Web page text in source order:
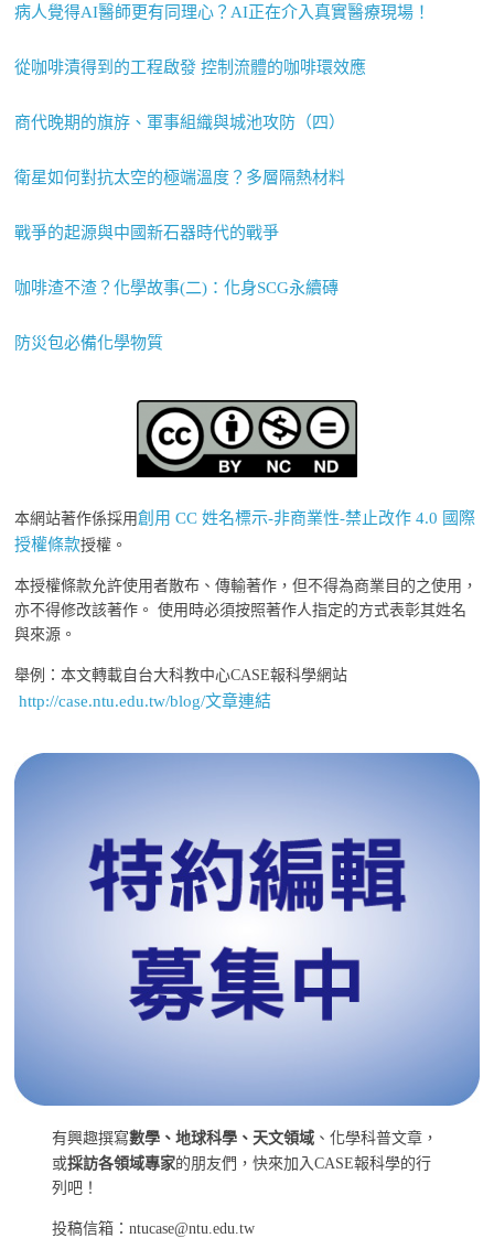
病人覺得AI醫師更有同理心？AI正在介入真實醫療現場！
從咖啡漬得到的工程啟發 控制流體的咖啡環效應
商代晚期的旗斿、軍事組織與城池攻防（四）
衛星如何對抗太空的極端溫度？多層隔熱材料
戰爭的起源與中國新石器時代的戰爭
咖啡渣不渣？化學故事(二)：化身SCG永續磚
防災包必備化學物質
本網站著作係採用創用 CC 姓名標示-非商業性-禁止改作 4.0 國際
授權條款授權。
本授權條款允許使用者散布、傳輸著作，但不得為商業目的之使用，
亦不得修改該著作。 使用時必須按照著作人指定的方式表彰其姓名
與來源。
舉例：本文轉載自台大科教中心CASE報科學網站
http://case.ntu.edu.tw/blog/文章連結
有興趣撰寫數學、地球科學、天文領域 、化學科普文章，
或採訪各領域專家的朋友們，快來加入CASE報科學的行
列吧！
投稿信箱：ntucase@ntu.edu.tw